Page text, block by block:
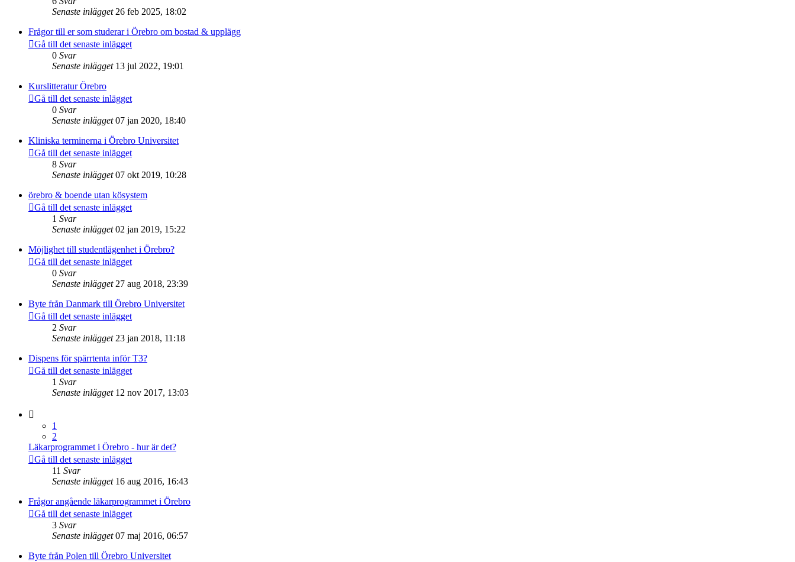
Senaste inlägget 26 feb 2025, 18:02
Frågor till er som studerar i Örebro om bostad & upplägg
Gå till det senaste inlägget
0 Svar
Senaste inlägget 13 jul 2022, 19:01
Kurslitteratur Örebro
Gå till det senaste inlägget
0 Svar
Senaste inlägget 07 jan 2020, 18:40
Kliniska terminerna i Örebro Universitet
Gå till det senaste inlägget
8 Svar
Senaste inlägget 07 okt 2019, 10:28
örebro & boende utan kösystem
Gå till det senaste inlägget
1 Svar
Senaste inlägget 02 jan 2019, 15:22
Möjlighet till studentlägenhet i Örebro?
Gå till det senaste inlägget
0 Svar
Senaste inlägget 27 aug 2018, 23:39
Byte från Danmark till Örebro Universitet
Gå till det senaste inlägget
2 Svar
Senaste inlägget 23 jan 2018, 11:18
Dispens för spärrtenta inför T3?
Gå till det senaste inlägget
1 Svar
Senaste inlägget 12 nov 2017, 13:03
1
2
Läkarprogrammet i Örebro - hur är det?
Gå till det senaste inlägget
11 Svar
Senaste inlägget 16 aug 2016, 16:43
Frågor angående läkarprogrammet i Örebro
Gå till det senaste inlägget
3 Svar
Senaste inlägget 07 maj 2016, 06:57
Byte från Polen till Örebro Universitet